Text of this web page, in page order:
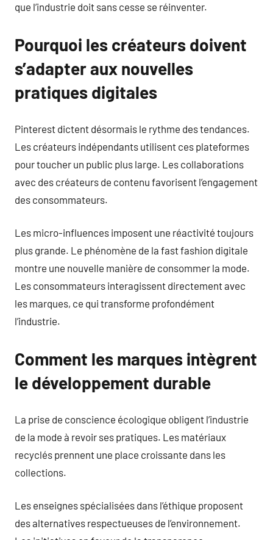
que l’industrie doit sans cesse se réinventer.
Pourquoi les créateurs doivent
s’adapter aux nouvelles
pratiques digitales
Pinterest dictent désormais le rythme des tendances.
Les créateurs indépendants utilisent ces plateformes
pour toucher un public plus large. Les collaborations
avec des créateurs de contenu favorisent l’engagement
des consommateurs.
Les micro-influences imposent une réactivité toujours
plus grande. Le phénomène de la fast fashion digitale
montre une nouvelle manière de consommer la mode.
Les consommateurs interagissent directement avec
les marques, ce qui transforme profondément
l’industrie.
Comment les marques intègrent
le développement durable
La prise de conscience écologique obligent l’industrie
de la mode à revoir ses pratiques. Les matériaux
recyclés prennent une place croissante dans les
collections.
Les enseignes spécialisées dans l’éthique proposent
des alternatives respectueuses de l’environnement.